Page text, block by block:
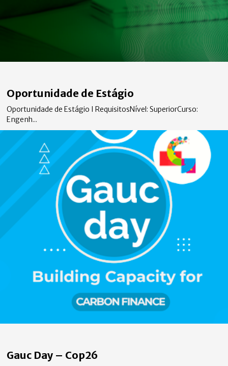
Oportunidade de Estágio
Oportunidade de Estágio I RequisitosNível: SuperiorCurso:
Engenh...
Gauc Day – Cop26